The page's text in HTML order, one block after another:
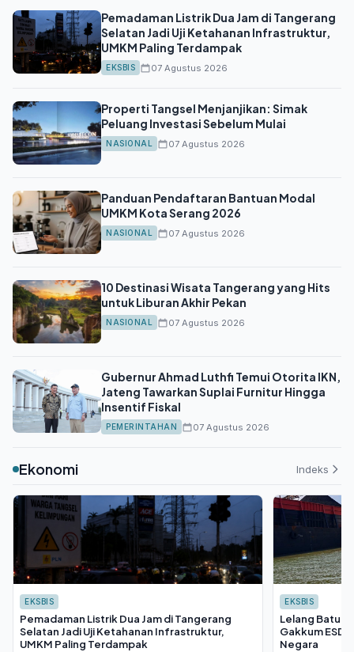
Pemadaman Listrik Dua Jam di Tangerang
Selatan Jadi Uji Ketahanan Infrastruktur,
UMKM Paling Terdampak
EKSBIS 07 Agustus 2026
Properti Tangsel Menjanjikan: Simak
Peluang Investasi Sebelum Mulai
NASIONAL 07 Agustus 2026
Panduan Pendaftaran Bantuan Modal
UMKM Kota Serang 2026
NASIONAL 07 Agustus 2026
10 Destinasi Wisata Tangerang yang Hits
untuk Liburan Akhir Pekan
NASIONAL 07 Agustus 2026
Gubernur Ahmad Luthfi Temui Otorita IKN,
Jateng Tawarkan Suplai Furnitur Hingga
Insentif Fiskal
PEMERINTAHAN 07 Agustus 2026
Ekonomi Indeks
EKSBIS
Pemadaman Listrik Dua Jam di Tangerang
Selatan Jadi Uji Ketahanan Infrastruktur,
UMKM Paling Terdampak
EKSBIS
Lelang Batu
Gakkum
Negara